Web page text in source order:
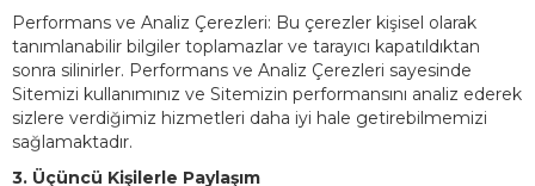
Performans ve Analiz Çerezleri: Bu çerezler kişisel olarak
tanımlanabilir bilgiler toplamazlar ve tarayıcı kapatıldıktan
sonra silinirler. Performans ve Analiz Çerezleri sayesinde
Sitemizi kullanımınız ve Sitemizin performansını analiz ederek
sizlere verdiğimiz hizmetleri daha iyi hale getirebilmemizi
sağlamaktadır.
3. Üçüncü Kişilerle Paylaşım